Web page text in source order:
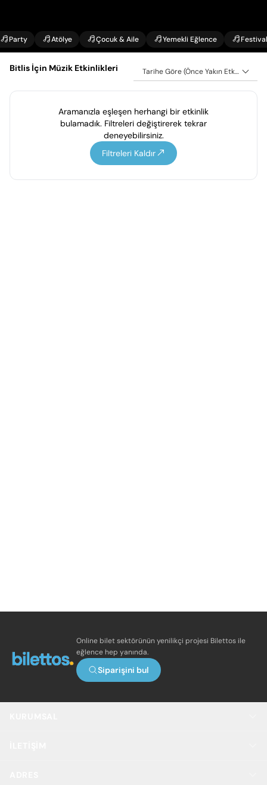
Party Atölye Çocuk & Aile Yemekli Eğlence Festival
Bitlis İçin Müzik Etkinlikleri Tarihe Göre (Önce Yakın Etkinlikler)
Aramanızla eşleşen herhangi bir etkinlik
bulamadık. Filtreleri değiştirerek tekrar
deneyebilirsiniz.
Filtreleri Kaldır
Online bilet sektörünün yenilikçi projesi Bilettos ile
eğlence hep yanında.
Siparişini bul